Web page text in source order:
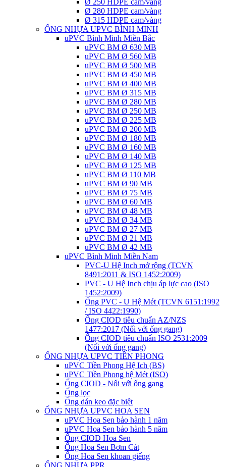
Ø 250 HDPE cam/vàng
Ø 280 HDPE cam/vàng
Ø 315 HDPE cam/vàng
ỐNG NHỰA UPVC BÌNH MINH
uPVC Bình Minh Miền Bắc
uPVC BM Ø 630 MB
uPVC BM Ø 560 MB
uPVC BM Ø 500 MB
uPVC BM Ø 450 MB
uPVC BM Ø 400 MB
uPVC BM Ø 315 MB
uPVC BM Ø 280 MB
uPVC BM Ø 250 MB
uPVC BM Ø 225 MB
uPVC BM Ø 200 MB
uPVC BM Ø 180 MB
uPVC BM Ø 160 MB
uPVC BM Ø 140 MB
uPVC BM Ø 125 MB
uPVC BM Ø 110 MB
uPVC BM Ø 90 MB
uPVC BM Ø 75 MB
uPVC BM Ø 60 MB
uPVC BM Ø 48 MB
uPVC BM Ø 34 MB
uPVC BM Ø 27 MB
uPVC BM Ø 21 MB
uPVC BM Ø 42 MB
uPVC Bình Minh Miền Nam
PVC-U Hệ Inch mở rộng (TCVN
8491:2011 & ISO 1452:2009)
PVC - U Hệ Inch chịu áp lực cao (ISO
1452:2009)
Ống PVC - U Hệ Mét (TCVN 6151:1992
/ ISO 4422:1990)
Ống CIOD tiêu chuẩn AZ/NZS
1477:2017 (Nối với ống gang)
Ống CIOD tiêu chuẩn ISO 2531:2009
(Nối với ống gang)
ỐNG NHỰA UPVC TIỀN PHONG
uPVC Tiền Phong Hệ Ich (BS)
uPVC Tiền Phong hệ Mét (ISO)
Ống CIOD - Nối với ống gang
Ống lọc
Ống dán keo đặc biệt
ỐNG NHỰA UPVC HOA SEN
uPVC Hoa Sen bảo hành 1 năm
uPVC Hoa Sen bảo hành 5 năm
Ống CIOD Hoa Sen
Ống Hoa Sen Bơm Cát
Ống Hoa Sen khoan giếng